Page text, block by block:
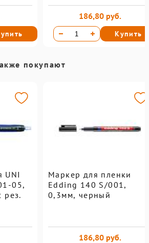
186,80 руб.
Купить
покупают
UNI
05,
рез.
Маркер для пленки
Edding 140 S/001,
0,3мм, черный
186,80 руб.